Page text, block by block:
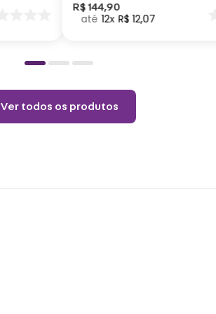
R$ 144,90
12 R$ 12,07
Ver todos os produtos